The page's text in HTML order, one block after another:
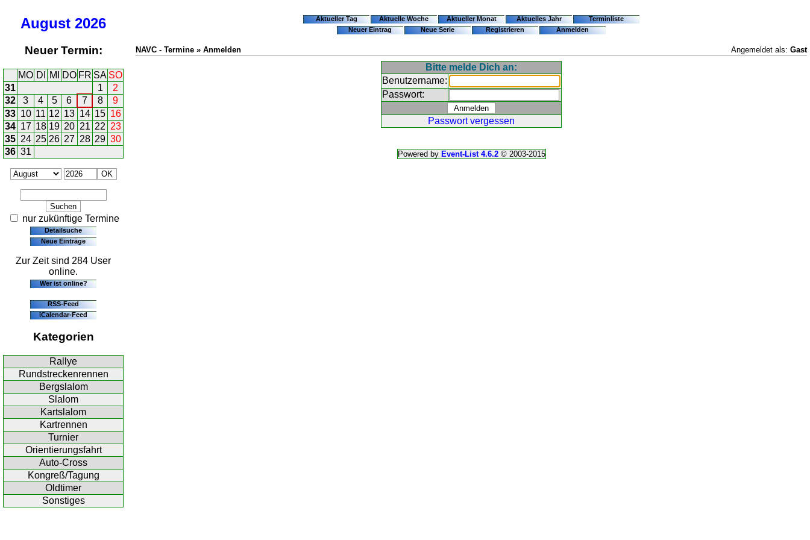
August 2026
Neuer Termin:
MO DI MI DO FR SA SO
31
1
2
32
3 4 5 6 7 8
9
33 10 11 12 13 14 15 16
34 17 18 19 20 21 22 23
35 24 25 26 27 28 29 30
36 31
nur zukünftige Termine
Detailsuche
Neue Einträge
Zur Zeit sind 284 User
online.
Wer ist online?
RSS-Feed
iCalendar-Feed
Kategorien
Rallye
Rundstreckenrennen
Bergslalom
Slalom
Kartslalom
Kartrennen
Turnier
Orientierungsfahrt
Auto-Cross
Kongreß/Tagung
Oldtimer
Sonstiges
Aktueller Tag Aktuelle Woche Aktueller Monat Aktuelles Jahr
Terminliste
Neuer Eintrag
Neue Serie Registrieren Anmelden
NAVC - Termine » Anmelden Angemeldet als: Gast
Bitte melde Dich an:
Benutzername:
Passwort:
Passwort vergessen
Powered by Event-List 4.6.2© 2003-2015